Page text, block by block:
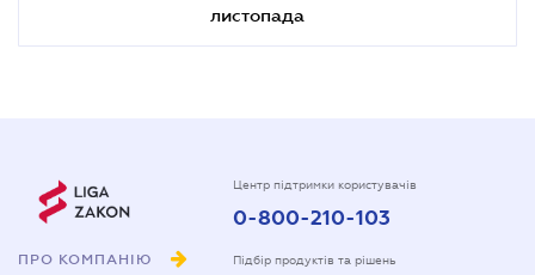
листопада
ПРО КОМПАНІЮ
Центр підтримки користувачів
0-800-210-103
Підбір продуктів та рішень